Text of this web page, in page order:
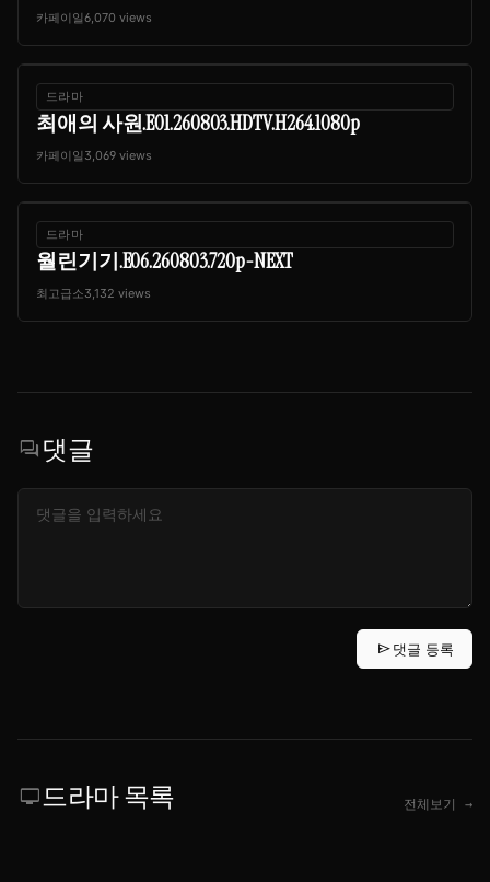
카페이일6,070 views
드라마
최애의 사원.E01.260803.HDTV.H264.1080p
카페이일 3,069 views
드라마
월린기기.E06.260803.720p-NEXT
최고급소3,132 views
forum댓글
send댓글 등록
tv드라마 목록 전체보기 →